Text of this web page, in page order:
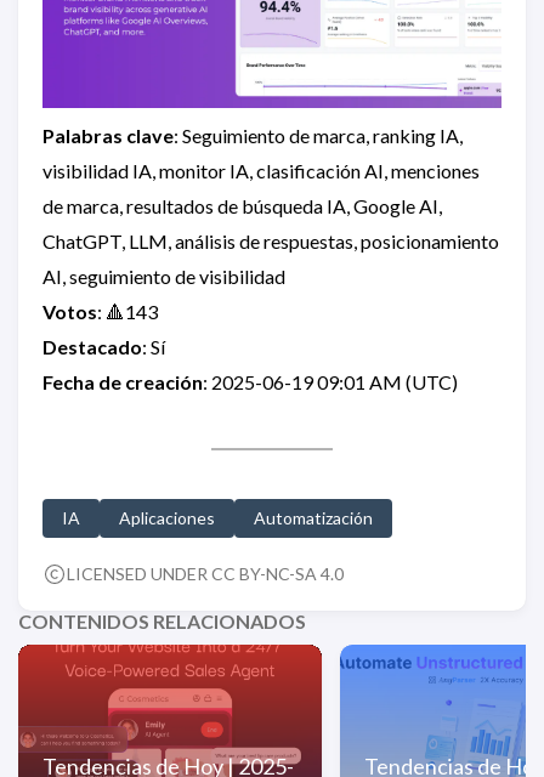
Palabras clave: Seguimiento de marca, ranking IA,
visibilidad IA, monitor IA, clasificación AI, menciones
de marca, resultados de búsqueda IA, Google AI,
ChatGPT, LLM, análisis de respuestas, posicionamiento
AI, seguimiento de visibilidad
Votos: 🔺143
Destacado: Sí
Fecha de creación: 2025-06-19 09:01 AM (UTC)
IA Aplicaciones Automatización
LICENSED UNDER CC BY-NC-SA 4.0
CONTENIDOS RELACIONADOS
Tendencias de Hoy | 2025- Tendencias de